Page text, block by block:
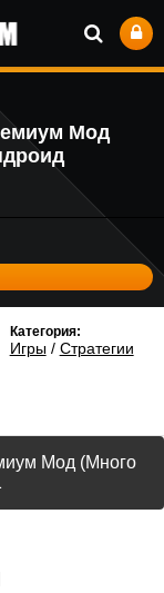
Мод
Категория:
Игры/ Стратегии
Мод (Много